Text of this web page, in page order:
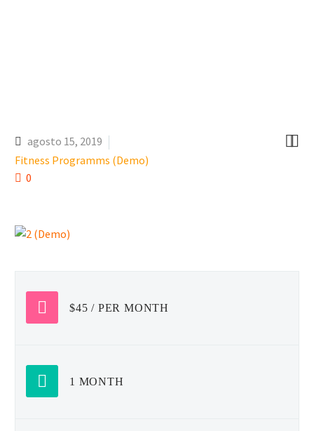

agosto 15, 2019
Fitness Programms (Demo)
0
$45 / PER MONTH
1 MONTH